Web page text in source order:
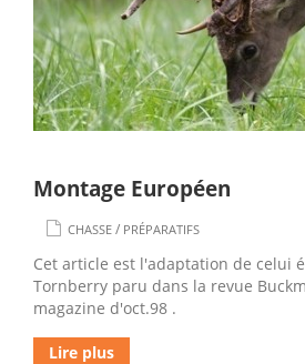
Montage Européen
CHASSE / PRÉPARATIFS
Cet article est l'adaptation de celui
Tornberry paru dans la revue
magazine d'oct.98 .
Lire plus